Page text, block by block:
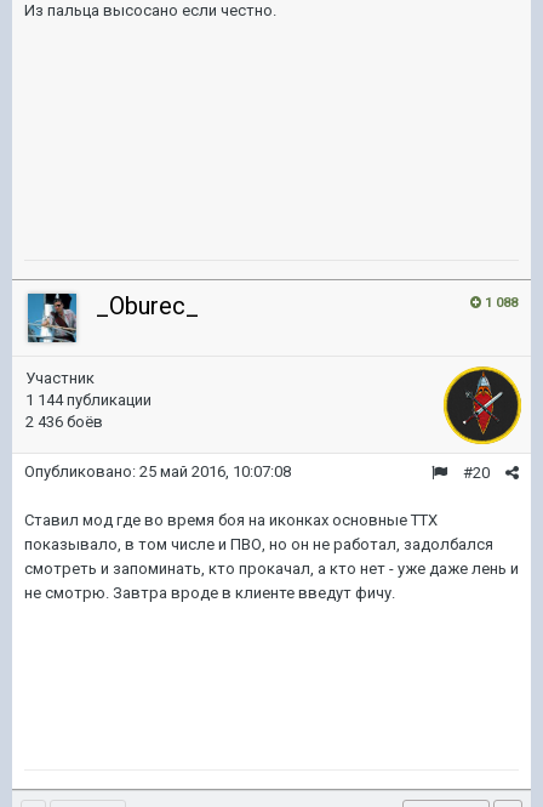
Из пальца высосано если честно.
1 088
_Oburec_
Участник
1 144 публикации
2 436 боёв
#20
Опубликовано: 25 май 2016, 10:07:08
Ставил мод где во время боя на иконках основные ТТХ
показывало, в том числе и ПВО, но он не работал, задолбался
смотреть и запоминать, кто прокачал, а кто нет - уже даже лень и
не смотрю. Завтра вроде в клиенте введут фичу.